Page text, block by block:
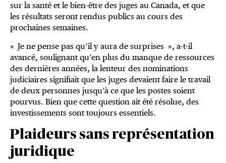
sur la santé et le bien-être des juges au Canada, et que
les résultats seront rendus publics au cours des
prochaines semaines.
« Je ne pense pas qu’il y aura de surprises », a-t-il
avancé, soulignant qu’en plus du manque de ressources
des dernières années, la lenteur des nominations
judiciaires signifiait que les juges devaient faire le travail
de deux personnes jusqu’à ce que les postes soient
pourvus. Bien que cette question ait été résolue, des
investissements sont toujours essentiels.
Plaideurs sans représentation
juridique